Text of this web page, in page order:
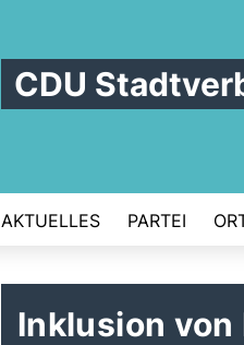
CDU
AKTUELLES PARTEI
Inklusion